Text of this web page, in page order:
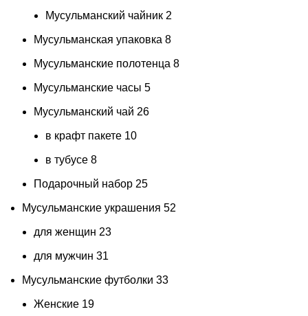
Мусульманский чайник 2
Мусульманская упаковка 8
Мусульманские полотенца 8
Мусульманские часы 5
Мусульманский чай 26
в крафт пакете 10
в тубусе 8
Подарочный набор 25
Мусульманские украшения 52
для женщин 23
для мужчин 31
Мусульманские футболки 33
Женские 19